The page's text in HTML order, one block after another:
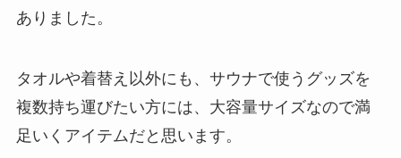
ありました。
タオルや着替え以外にも、サウナで使うグッズを
複数持ち運びたい方には、大容量サイズなので満
足いくアイテムだと思います。